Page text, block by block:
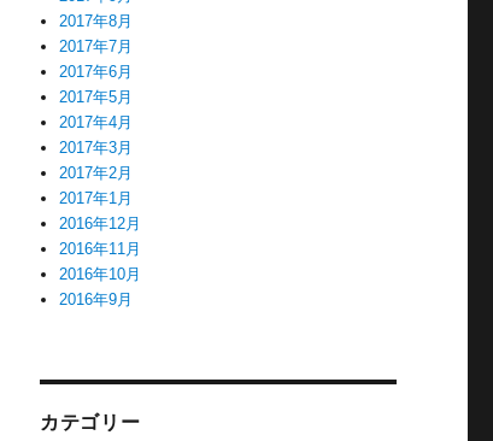
2017年8月
2017年7月
2017年6月
2017年5月
2017年4月
2017年3月
2017年2月
2017年1月
2016年12月
2016年11月
2016年10月
2016年9月
カテゴリー